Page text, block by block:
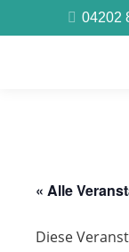
04202
« Alle
Diese